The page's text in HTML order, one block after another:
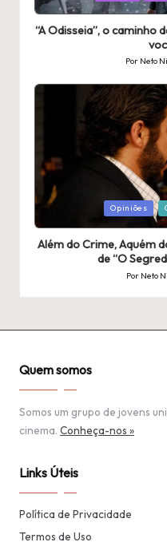
em
“A Odisseia”, o caminho
Publicado
por
Por Neto
Publicado
Opiniões
Além do Crime, Aquém
de “O
Publicado
por
Por Neto
Quem somos
Somos um grupo de jovens
cinema. Conheça-nos »
Links Úteis
Política de Privacidade
Termos de Uso